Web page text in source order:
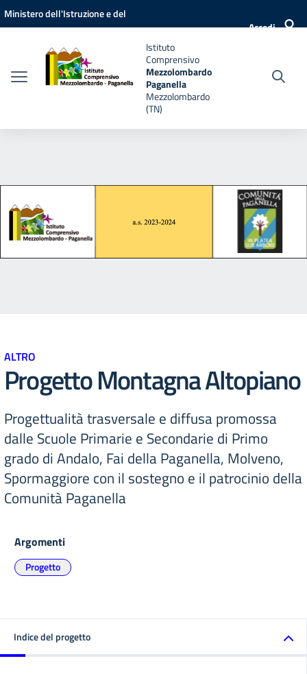
Vai ai contenuti
Vai al menu di navigazione
Vai al footer
Ministero dell'Istruzione e del
Accedi
Istituto
Comprensivo
Mezzolombardo
Paganella
Mezzolombardo
(TN)
ALTRO
Progetto Montagna Altopiano
Progettualità trasversale e diffusa promossa
dalle Scuole Primarie e Secondarie di Primo
grado di Andalo, Fai della Paganella, Molveno,
Spormaggiore con il sostegno e il patrocinio della
Comunità Paganella
Argomenti
Progetto
Indice del progetto